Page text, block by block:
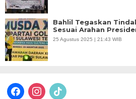
Bahlil Tegaskan
Sesuai Arahan
25 Agustus 2025 | 21:43 WIB
facebookinstagram
tiktok